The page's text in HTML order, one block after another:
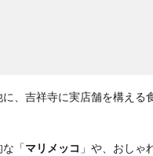
、吉祥寺に実店舗を構える
「マリメッコ 」や、おしゃ